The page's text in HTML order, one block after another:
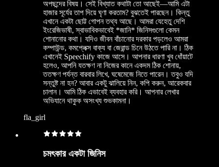
অপছন্দের বিষয়। সেই বিখ্যাত কথাটা তো আছেই—আমি এটা
হাজার সূর্যের তাপ দিয়ে ঘৃণা করতাম? বুঝতেই পারছেন। কিন্তু
এখানে একটা ছোট্ট গোপন তথ্য আছে। আমরা যেহেতু দেশি
ইংরেজিভাষী, স্বাভাবিকভাবেই *জানি* জিনিসগুলো কেমন
শোনানোর কথা। যদিও জীবন বাঁচানোর দরকার পড়লেও আমরা
কম্পাউন্ড, কমপ্লেক্স বাক্য বা জেরান্ড চিনে উঠতে পারি না। ঠিক
এখানেই Speechify কাজে আসে। আপনার ধারণা খুব ধোঁয়াটে
হলেও, আপনি যতক্ষণ না নিজের কানে একদম ঠিক শোনায়,
ততক্ষণ পর্যন্ত বারবার লিখে, ঘষেমেজে নিতে পারেন। তবুও যদি
সন্তুষ্ট না হন? আবার একটু ঝালিয়ে নিন, কপি করুন, আরেকবার
চালান। আমি ঠিক এভাবেই ব্যবহার করি। আপনার লেখার
অভিযানে থাকুক অসংখ্য শুভকামনা।
fla_girl
চমৎকার একটা জিনিস